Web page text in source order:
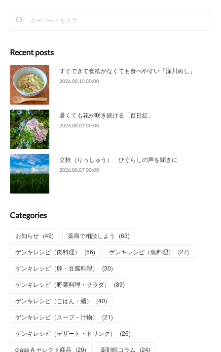
Recent posts
すぐできて食欲がなくても食べやすい「深川めし」
2026.08.10 00:00
暑くても花が咲き続ける「百日紅」
2026.08.07 00:00
立秋（りっしゅう） ひぐらしの声を聞きに
2026.08.07 00:00
Categories
お知らせ (49) 薬局で相談しよう (63)
ゲンキレシピ（肉料理）
(56) ゲンキレシピ（魚料理） (27)
ゲンキレシピ（卵・豆腐料理）
(30)
ゲンキレシピ（野菜料理・サラダ）
(89)
ゲンキレシピ（ごはん・麺）
(40)
ゲンキレシピ（スープ・汁物）
(21)
ゲンキレシピ（デザート・ドリンク）
(26)
class A セレクト商品 (29) 薬剤師コラム (24)